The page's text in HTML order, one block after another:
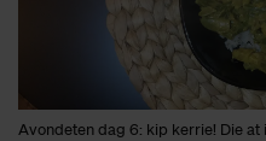
Avondeten dag 6: kip kerrie! Die